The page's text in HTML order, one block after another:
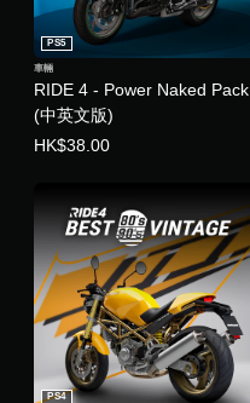
RIDE 4 - Power Naked Pack
(中英文版)
PS5
車輛
HK$38.00
PS4